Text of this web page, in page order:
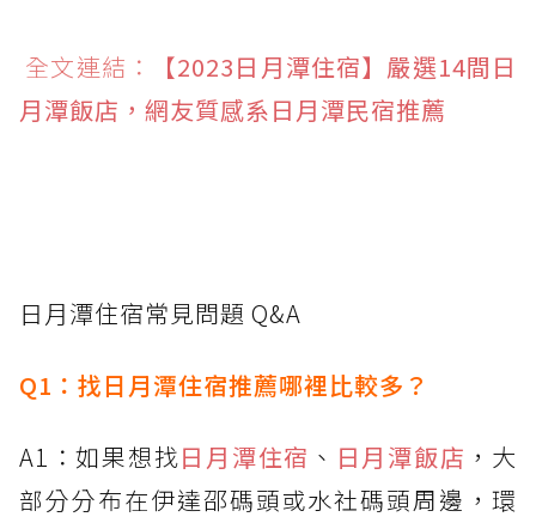
全文連結：
【2023日月潭住宿】嚴選14間日
月潭飯店，網友質感系日月潭民宿推薦
日月潭住宿常見問題 Q&A
Q1：找日月潭住宿推薦哪裡比較多？
A1：如果想找日月潭住宿 、 日月潭飯店 ，大
部分分布在伊達邵碼頭或水社碼頭周邊，環